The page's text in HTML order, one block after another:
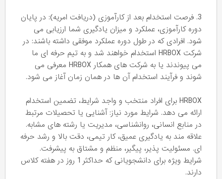
3. فرصت استخدام بعد از کارآموزی (دریافت امریه): در پایان
دوره کارآموزی، عملکرد و میزان یادگیری شما ارزیابی می
شود. افرادی که در طول دوره عملکرد موفقی داشته باشند: در
شرکت HRBOX استخدام خواهند شد و به تیم حرفه ای ما
می پیوندند یا به شرکت های همکار HRBOX معرفی می
شوند و فرآیند استخدام آن ها در همان زمان آغاز می شود.
HRBOX برای افراد منتخب و واجد شرایط، تضمین استخدام
ارائه می دهد. شرایط مورد نیاز: آشنایی یا تحصیلات مرتبط
در منابع انسانی، روانشناسی، مدیریت یا رشته های مشابه.
علاقه مند به یادگیری عمیق، کار تیمی، دقت بالا و رشد حرفه
ای. مسئولیت پذیر، پیگیر، منظم و مشتاق به پیشرفت.
شرایط ویژه برای دانشجویانی که حداکثر 1 روز در هفته کلاس
دارند.